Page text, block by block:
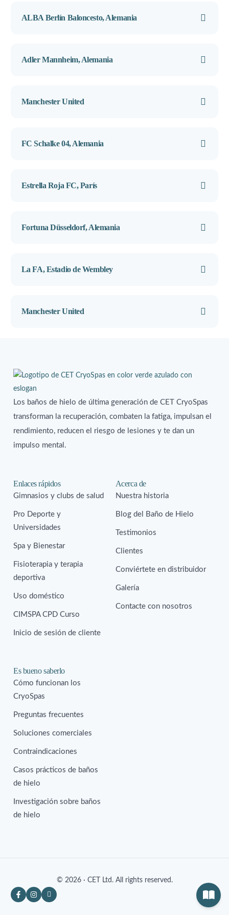
ALBA Berlín Baloncesto, Alemania
Adler Mannheim, Alemania
Manchester United
FC Schalke 04, Alemania
Estrella Roja FC, París
Fortuna Düsseldorf, Alemania
La FA, Estadio de Wembley
Manchester United
Los baños de hielo de última generación de CET CryoSpas
transforman la recuperación, combaten la fatiga, impulsan el
rendimiento, reducen el riesgo de lesiones y te dan un
impulso mental.
Enlaces rápidos
Gimnasios y clubs de salud
Pro Deporte y
Universidades
Spa y Bienestar
Fisioterapia y terapia
deportiva
Uso doméstico
CIMSPA CPD Curso
Inicio de sesión de cliente
Acerca de
Nuestra historia
Blog del Baño de Hielo
Testimonios
Clientes
Conviértete en distribuidor
Galería
Contacte con nosotros
Es bueno saberlo
Cómo funcionan los
CryoSpas
Preguntas frecuentes
Soluciones comerciales
Contraindicaciones
Casos prácticos de baños
de hielo
Investigación sobre baños
de hielo
© 2026 · CET Ltd. All rights reserved.
Contactenos